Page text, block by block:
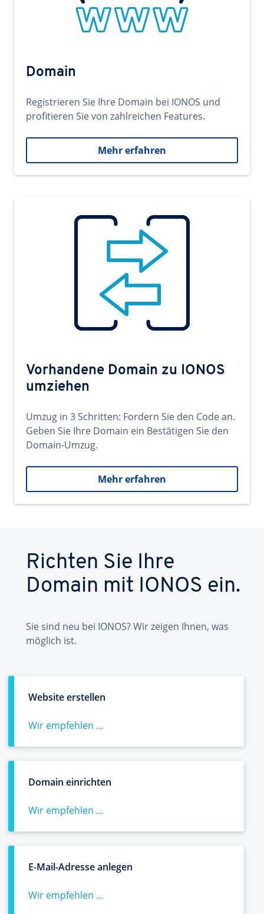
Domain
Registrieren Sie Ihre Domain bei IONOS und
profitieren Sie von zahlreichen Features.
Mehr erfahren
Vorhandene Domain zu IONOS
umziehen
Umzug in 3 Schritten: Fordern Sie den Code an.
Geben Sie Ihre Domain ein Bestätigen Sie den
Domain-Umzug.
Mehr erfahren
Richten Sie Ihre
Domain mit IONOS ein.
Sie sind neu bei IONOS? Wir zeigen Ihnen, was
möglich ist.
Website erstellen
Wir empfehlen ...
Domain einrichten
Wir empfehlen ...
E-Mail-Adresse anlegen
Wir empfehlen ...